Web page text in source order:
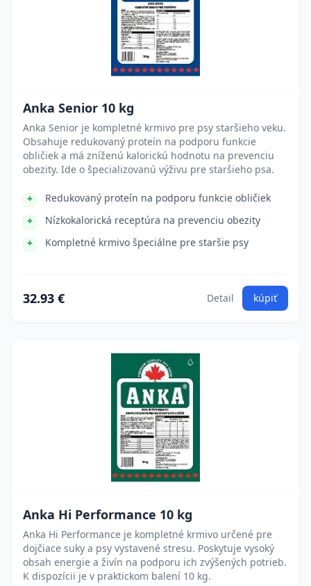
Anka Senior 10 kg
Anka Senior je kompletné krmivo pre psy staršieho veku.
Obsahuje redukovaný proteín na podporu funkcie
obličiek a má zníženú kalorickú hodnotu na prevenciu
obezity. Ide o špecializovanú výživu pre staršieho psa.
Redukovaný proteín na podporu funkcie obličiek
Nízkokalorická receptúra na prevenciu obezity
Kompletné krmivo špeciálne pre staršie psy
32.93 € Detail kúpiť
Anka Hi Performance 10 kg
Anka Hi Performance je kompletné krmivo určené pre
dojčiace suky a psy vystavené stresu. Poskytuje vysoký
obsah energie a živín na podporu ich zvýšených potrieb.
K dispozícii je v praktickom balení 10 kg.